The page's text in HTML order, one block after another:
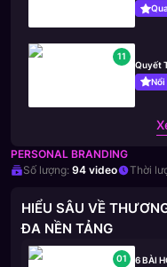
11
Quyết
Nổi
PERSONAL BRANDING
Số lượng: 94 video Thời
HIỂU SÂU VỀ
ĐA NỀN TẢNG
01
6 BÀI